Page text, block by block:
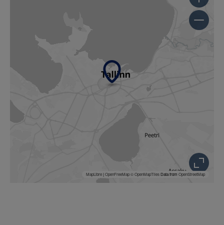
MapLibre|OpenFreeMap© OpenMapTilesData from OpenStreetMap